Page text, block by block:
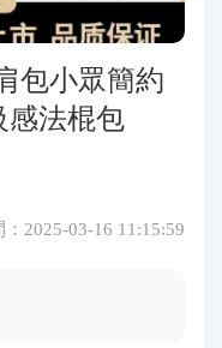
包小眾簡約
感法棍包
：2025-03-16 11:15:59